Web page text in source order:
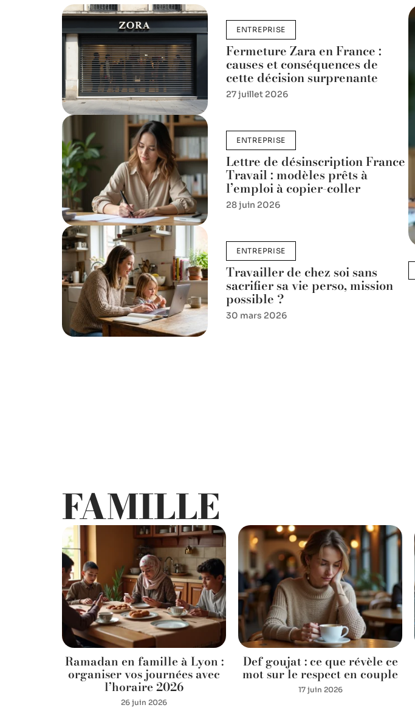
ENTREPRISE
Fermeture Zara en France :
causes et conséquences de
cette décision surprenante
27 juillet 2026
ENTREPRISE
Lettre de désinscription France
Travail : modèles prêts à
l’emploi à copier-coller
28 juin 2026
ENTREPRISE
Travailler de chez soi sans
sacrifier sa vie perso, mission
possible ?
30 mars 2026
FAMILLE
Ramadan en famille à Lyon :
organiser vos journées avec
l’horaire 2026
26 juin 2026
Def goujat : ce que révèle ce
mot sur le respect en couple
17 juin 2026